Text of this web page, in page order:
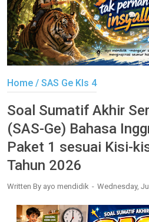
Home / SAS Ge Kls 4
Soal Sumatif Akhir
(SAS-Ge) Bahasa
Paket 1 sesuai Kisi-
Tahun 2026
Written By ayo mendidik Wednesday,